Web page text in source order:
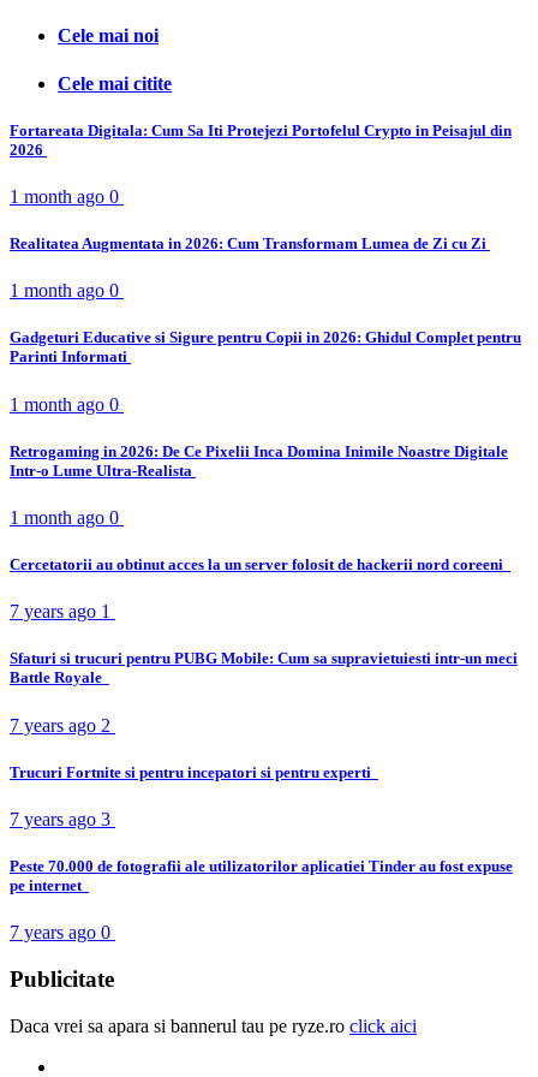
Cele mai noi
Cele mai citite
Fortareata Digitala: Cum Sa Iti Protejezi Portofelul Crypto in Peisajul din
2026
1 month ago 0
Realitatea Augmentata in 2026: Cum Transformam Lumea de Zi cu Zi
1 month ago 0
Gadgeturi Educative si Sigure pentru Copii in 2026: Ghidul Complet pentru
Parinti Informati
1 month ago 0
Retrogaming in 2026: De Ce Pixelii Inca Domina Inimile Noastre Digitale
Intr-o Lume Ultra-Realista
1 month ago 0
Cercetatorii au obtinut acces la un server folosit de hackerii nord coreeni
7 years ago 1
Sfaturi si trucuri pentru PUBG Mobile: Cum sa supravietuiesti intr-un meci
Battle Royale
7 years ago 2
Trucuri Fortnite si pentru incepatori si pentru experti
7 years ago 3
Peste 70.000 de fotografii ale utilizatorilor aplicatiei Tinder au fost expuse
pe internet
7 years ago 0
Publicitate
Daca vrei sa apara si bannerul tau pe ryze.ro click aici